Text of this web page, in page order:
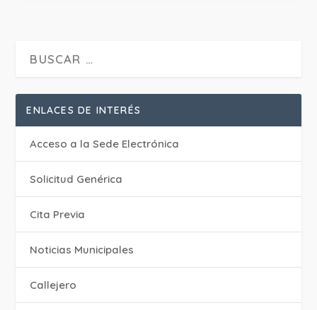
ENLACES DE INTERÉS
Acceso a la Sede Electrónica
Solicitud Genérica
Cita Previa
‎Noticias Municipales
Callejero